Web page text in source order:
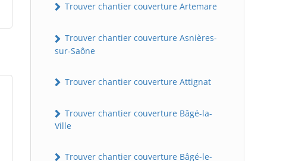
Trouver chantier couverture Artemare
Trouver chantier couverture Asnières-
sur-Saône
Trouver chantier couverture Attignat
Trouver chantier couverture Bâgé-la-
Ville
Trouver chantier couverture Bâgé-le-